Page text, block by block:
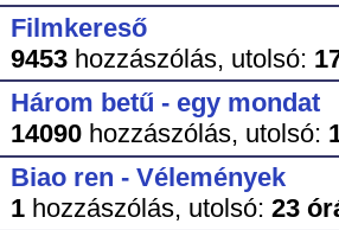
Filmkereső
9453hozzászólás, utolsó:
Három betű - egy mondat
14090hozzászólás, utolsó:
Biao ren - Vélemények
1hozzászólás, utolsó: 23